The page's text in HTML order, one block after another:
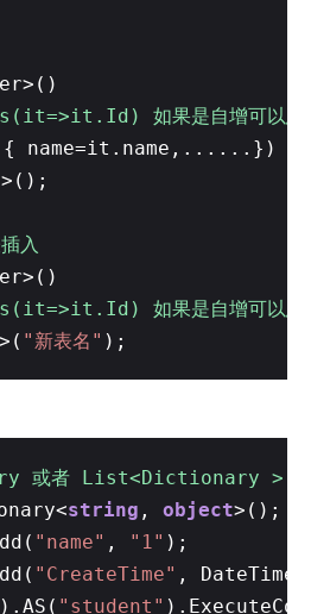
如果是自增可以忽
{
插入
如果是自增可以忽略
"新表名" );
或者 List<Dictionary >
string , object>();
"name" , "1" );
"CreateTime" ,
"student"